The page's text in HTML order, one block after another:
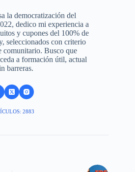
la democratización del
dedico mi experiencia a
y cupones del 100% de
seleccionados con criterio
comunitario. Busco que
a formación útil, actual
barreras.
2883